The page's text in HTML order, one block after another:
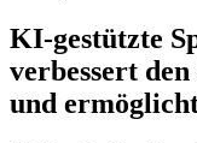
KI-gestützte
verbessert
und